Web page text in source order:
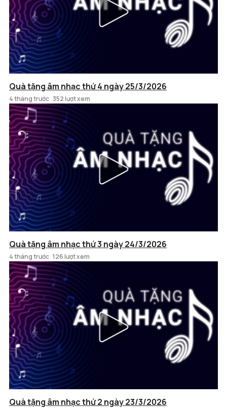
Quà tặng âm nhạc thứ 4 ngày 25/3/2026
4 tháng trước 352 lượt xem
Quà tặng âm nhạc thứ 3 ngày 24/3/2026
4 tháng trước 126 lượt xem
Quà tặng âm nhạc thứ 2 ngày 23/3/2026